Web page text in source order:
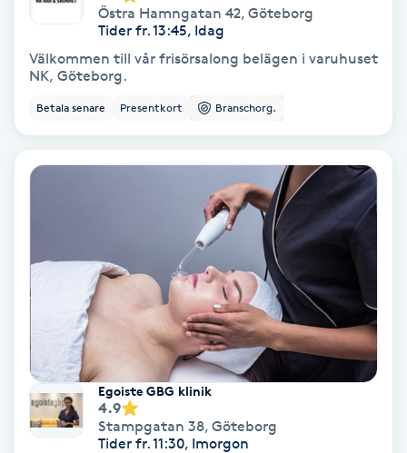
Ortobionomi
Ortopedi
Osteopati
Östra Hamngatan 42, Göteborg
Tider fr. 13:45, Idag
Välkommen till vår frisörsalong belägen i varuhuset
NK, Göteborg.
Betala senare Presentkort Branschorg.
Egoiste GBG klinik
4.9
Stampgatan 38, Göteborg
Tider fr. 11:30, Imorgon